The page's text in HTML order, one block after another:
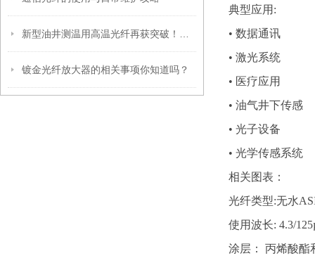
镀金光纤放大器的相关事项你知道吗？
典型应用:
• 数据通讯
• 激光系统
• 医疗应用
• 油气井下传感
• 光子设备
• 光学传感系统
相关图表：
光纤类型:无水
使用波长: 4.3/
涂层： 丙烯酸酯